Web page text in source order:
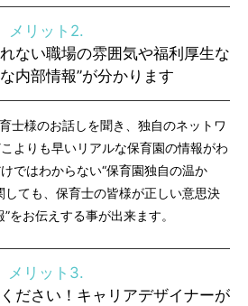
メリット2.
ない職場の雰囲気や福利厚生な
内部情報”が分かります
士様のお話しを聞き、独自のネットワ
よりも早いリアルな保育園の情報がわ
ではわからない“保育園独自の温か
しても、保育士の皆様が正しい意思決
をお伝えする事が出来ます。
メリット3.
ださい！キャリアデザイナーが